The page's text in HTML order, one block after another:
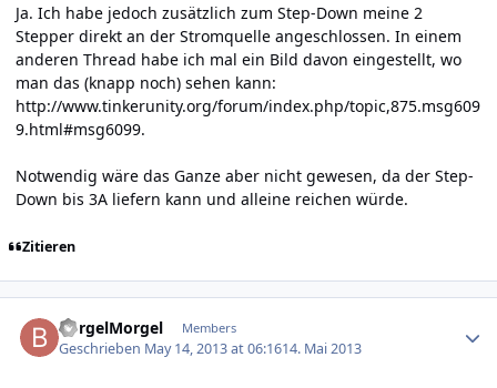
Ja. Ich habe jedoch zusätzlich zum Step-Down meine 2
Stepper direkt an der Stromquelle angeschlossen. In einem
anderen Thread habe ich mal ein Bild davon eingestellt, wo
man das (knapp noch) sehen kann:
http://www.tinkerunity.org/forum/index.php/topic,875.msg609
9.html#msg6099.
Notwendig wäre das Ganze aber nicht gewesen, da der Step-
Down bis 3A liefern kann und alleine reichen würde.
Zitieren
BorgelMorgel Members
Geschrieben May 14, 2013 at 06:1614. Mai 2013